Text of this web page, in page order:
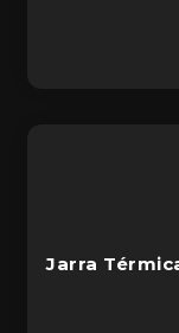
Jarra